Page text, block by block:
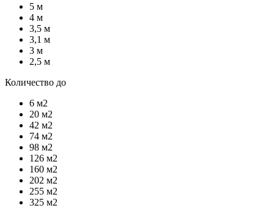
5 м
4 м
3,5 м
3,1 м
3 м
2,5 м
Количество до
6 м2
20 м2
42 м2
74 м2
98 м2
126 м2
160 м2
202 м2
255 м2
325 м2